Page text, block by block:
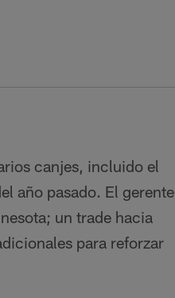
canjes, incluido el
año pasado. El gerente
un trade hacia
para reforzar